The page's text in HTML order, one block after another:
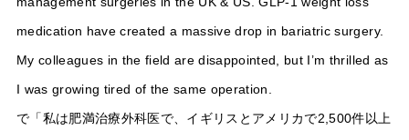
medication have created a massive drop in bariatric surgery.
My colleagues in the field are disappointed, but I’m thrilled as
I was growing tired of the same operation.
で「私は肥満治療外科医で、イギリスとアメリカで2,500件以上